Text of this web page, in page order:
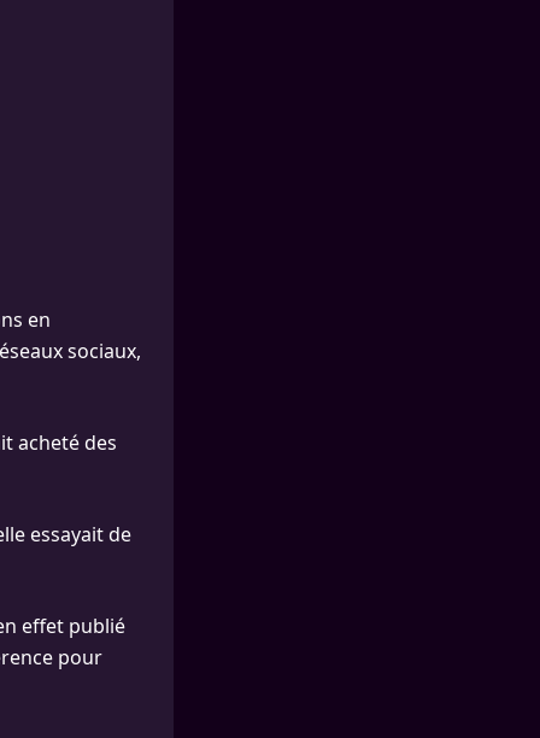
en
sociaux,
acheté des
essayait de
effet publié
pour